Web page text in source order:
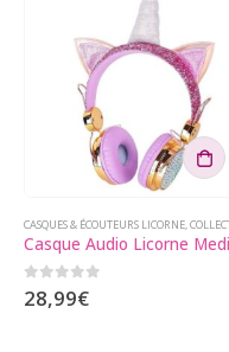
CASQUES & ÉCOUTEURS LICORNE,COLLECTIONS
0sur 5
28,99€